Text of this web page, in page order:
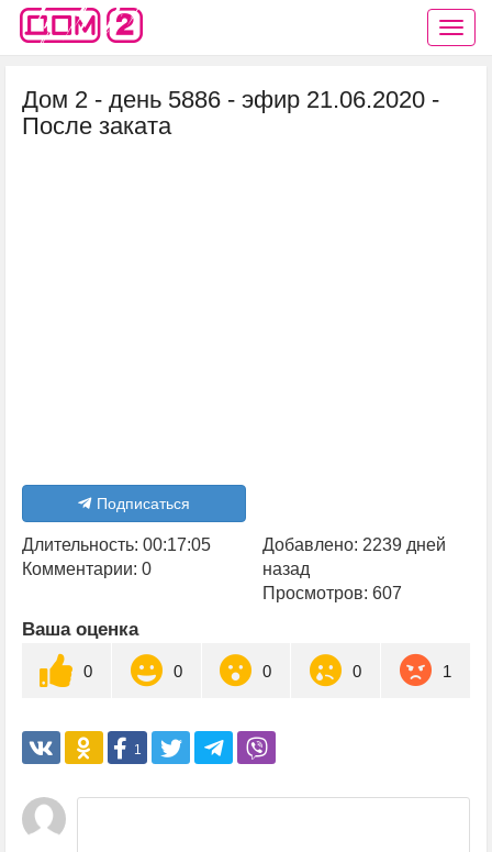
Дом 2 - день 5886 - эфир 21.06.2020 -
После заката
Подписаться
Длительность: 00:17:05
Комментарии: 0
Добавлено: 2239 дней
назад
Просмотров: 607
Ваша оценка
0 0 0 0 1
1